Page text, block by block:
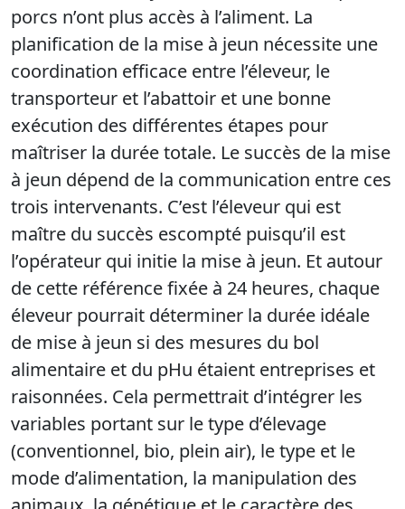
porcs n’ont plus accès à l’aliment. La
planification de la mise à jeun nécessite une
coordination efficace entre l’éleveur, le
transporteur et l’abattoir et une bonne
exécution des différentes étapes pour
maîtriser la durée totale. Le succès de la mise
à jeun dépend de la communication entre ces
trois intervenants. C’est l’éleveur qui est
maître du succès escompté puisqu’il est
l’opérateur qui initie la mise à jeun. Et autour
de cette référence fixée à 24 heures, chaque
éleveur pourrait déterminer la durée idéale
de mise à jeun si des mesures du bol
alimentaire et du pHu étaient entreprises et
raisonnées. Cela permettrait d’intégrer les
variables portant sur le type d’élevage
(conventionnel, bio, plein air), le type et le
mode d’alimentation, la manipulation des